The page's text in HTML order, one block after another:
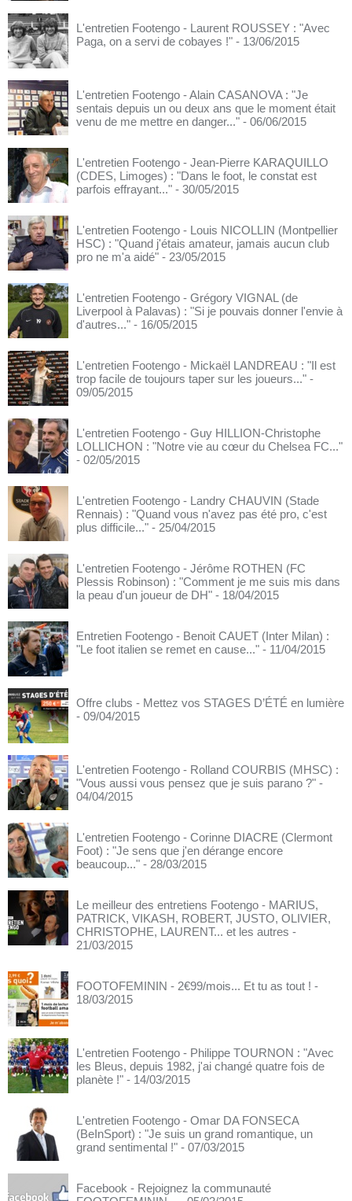
L'entretien Footengo - Laurent ROUSSEY : "Avec
Paga, on a servi de cobayes !" - 13/06/2015
L'entretien Footengo - Alain CASANOVA : "Je
sentais depuis un ou deux ans que le moment était
venu de me mettre en danger..." - 06/06/2015
L'entretien Footengo - Jean-Pierre KARAQUILLO
(CDES, Limoges) : "Dans le foot, le constat est
parfois effrayant..." - 30/05/2015
L'entretien Footengo - Louis NICOLLIN (Montpellier
HSC) : "Quand j'étais amateur, jamais aucun club
pro ne m'a aidé" - 23/05/2015
L'entretien Footengo - Grégory VIGNAL (de
Liverpool à Palavas) : "Si je pouvais donner l'envie à
d'autres..." - 16/05/2015
L'entretien Footengo - Mickaël LANDREAU : "Il est
trop facile de toujours taper sur les joueurs..." -
09/05/2015
L'entretien Footengo - Guy HILLION-Christophe
LOLLICHON : "Notre vie au cœur du Chelsea FC..."
- 02/05/2015
L'entretien Footengo - Landry CHAUVIN (Stade
Rennais) : "Quand vous n'avez pas été pro, c'est
plus difficile..." - 25/04/2015
L'entretien Footengo - Jérôme ROTHEN (FC
Plessis Robinson) : "Comment je me suis mis dans
la peau d'un joueur de DH" - 18/04/2015
Entretien Footengo - Benoit CAUET (Inter Milan) :
"Le foot italien se remet en cause..." - 11/04/2015
Offre clubs - Mettez vos STAGES D’ÉTÉ en lumière
- 09/04/2015
L'entretien Footengo - Rolland COURBIS (MHSC) :
"Vous aussi vous pensez que je suis parano ?" -
04/04/2015
L'entretien Footengo - Corinne DIACRE (Clermont
Foot) : "Je sens que j'en dérange encore
beaucoup..." - 28/03/2015
Le meilleur des entretiens Footengo - MARIUS,
PATRICK, VIKASH, ROBERT, JUSTO, OLIVIER,
CHRISTOPHE, LAURENT... et les autres -
21/03/2015
FOOTOFEMININ - 2€99/mois... Et tu as tout ! -
18/03/2015
L'entretien Footengo - Philippe TOURNON : "Avec
les Bleus, depuis 1982, j'ai changé quatre fois de
planète !" - 14/03/2015
L'entretien Footengo - Omar DA FONSECA
(BeInSport) : "Je suis un grand romantique, un
grand sentimental !" - 07/03/2015
Facebook - Rejoignez la communauté